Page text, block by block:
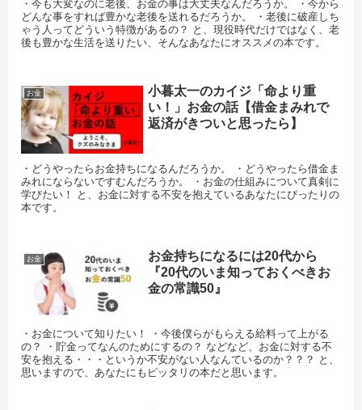
・今も大変なのに老後、お金の事は大丈夫なんだろうか。 ・今から
どんな事をすれば豊かな老後を送れるだろうか。 ・老後に破産しち
ゃう人ってどういう特徴があるの？ と、現役時代だけではなく、老
後も豊かな生活を送りたい、そんなあなたにオススメの本です。
お金
小暮太一のカイジ「命より重
い！」お金の話【借金まみれで
返済がきついと思ったら】
・どうやったらお金持ちになるんだろうか。 ・どうやったら借金ま
みれにならないですむんだろうか。 ・お金の仕組みについて真剣に
学びたい！ と、お金に対する不安を抱えているあなたにぴったりの
本です。
お金
お金持ちになるには20代から
『20代のいま知っておくべきお
金の常識50』
・お金について知りたい！ ・今後僕らがもらえる給料って上がる
の？ ・貯金ってなんのためにするの？ などなど、お金に対する不
安を抱える・・・というか不安がない人なんているのか？？？ と、
思いますので、あなたにもピッタリの本だと思います。